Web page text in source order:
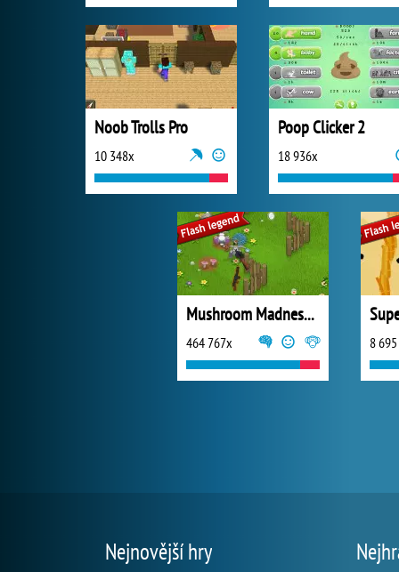
Noob Trolls Pro
10 348x
Poop Clicker 2
18 936x
Mushroom Madness 2
464 767x 8
Nejnovější hry